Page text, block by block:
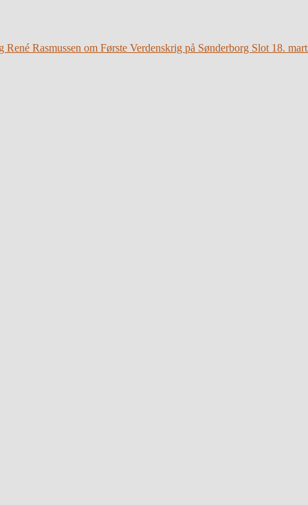
Rasmussen om Første Verdenskrig på Sønderborg Slot 18.